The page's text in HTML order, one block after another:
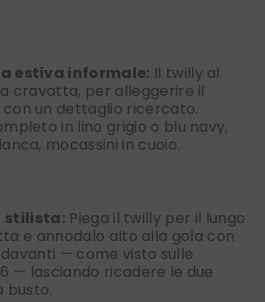
estiva informale: Il twilly al
cravatta, per alleggerire il
un dettaglio ricercato.
in lino grigio o blu navy,
mocassini in cuoio.
stilista:Piega il twilly per il lungo
e annodalo alto alla gola con
— come visto sulle
— lasciando ricadere le due
busto.